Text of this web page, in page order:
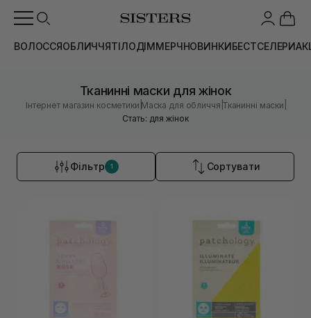
ВОЛОССЯОБЛИЧЧЯТІЛОДІММЕРЧНОВИНКИБЕСТСЕЛЕРИ
Тканинні маски для жінок
Інтернет магазин косметики |Маска для обличчя |Тканинні маски
Стать: для жінок
Фільтр 1 Сортувати